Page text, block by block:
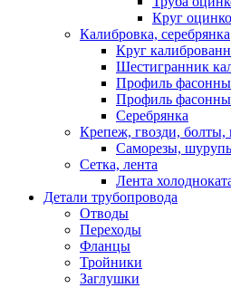
Круг
Калибровка, серебрянка
Круг
Шестигранник
Профиль
Профиль
Серебрянка
Крепеж, гвозди, болты,
Саморезы,
Сетка, лента
Лента
Детали трубопровода
Отводы
Переходы
Фланцы
Тройники
Заглушки